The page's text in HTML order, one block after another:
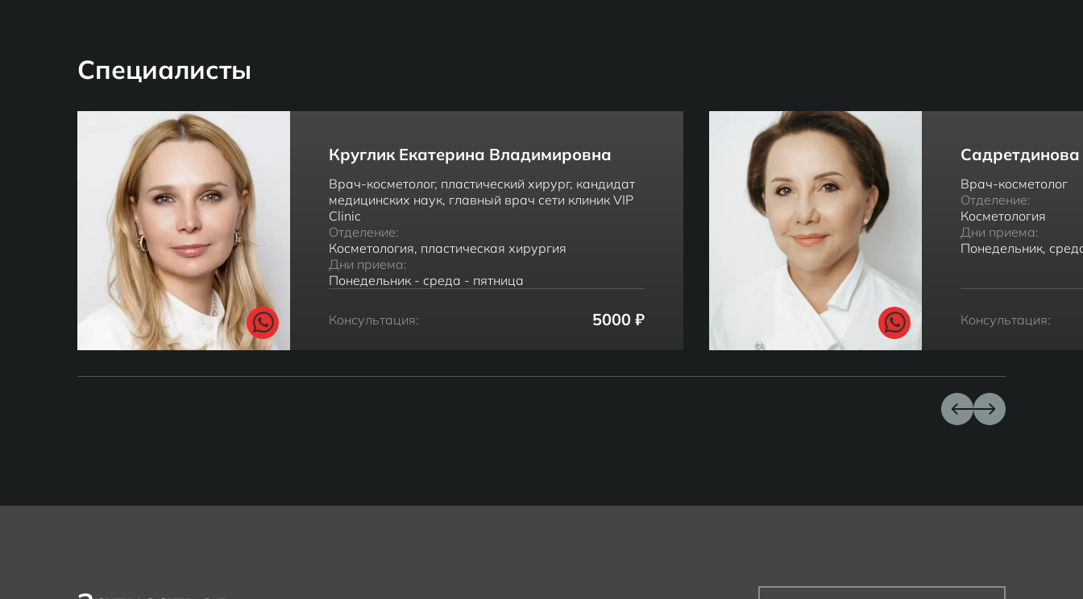
Специалисты
Круглик Екатерина Владимировна
Врач-косметолог, пластический хирург, кандидат
медицинских наук, главный врач сети клиник VIP
Clinic
Отделение:
Косметология, пластическая хирургия
Дни приема:
Понедельник - среда - пятница
Консультация: 5000 ₽
Врач-косметолог
Отделение:
Косметология
Дни приема:
Понедельник,
Консультация: